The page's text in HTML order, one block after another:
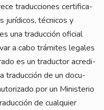
tra­duc­cio­nes cer­ti­fi­ca­
juríd­icos, téc­ni­cos y
una tra­duc­ción ofi­ci­al
a cabo trá­mi­tes lega­les
es un tra­duc­tor acre­di­
tra­duc­ción de un docu­
por un Minis­te­rio
de cual­quier